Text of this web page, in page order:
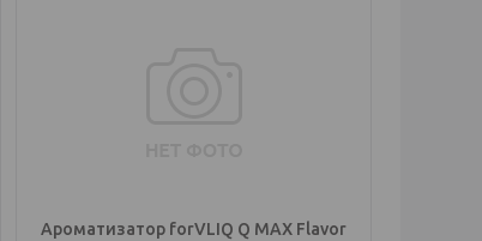
Ароматизатор forVLIQ Q MAX Flavor